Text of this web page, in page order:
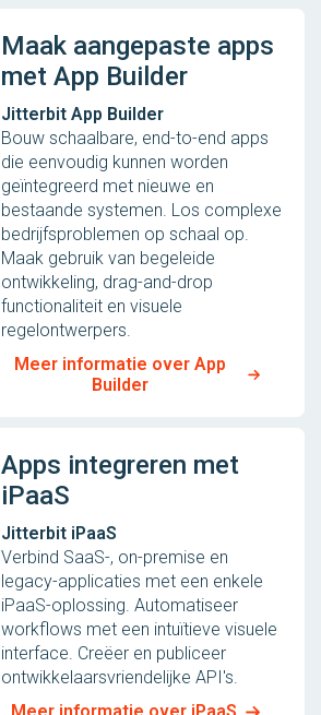
Maak aangepaste apps
met App Builder
Jitterbit App Builder
Bouw schaalbare, end-to-end apps
die eenvoudig kunnen worden
geïntegreerd met nieuwe en
bestaande systemen. Los complexe
bedrijfsproblemen op schaal op.
Maak gebruik van begeleide
ontwikkeling, drag-and-drop
functionaliteit en visuele
regelontwerpers.
Meer informatie over App
Builder
Apps integreren met
iPaaS
Jitterbit iPaaS
Verbind SaaS-, on-premise en
legacy-applicaties met een enkele
iPaaS-oplossing. Automatiseer
workflows met een intuïtieve visuele
interface. Creëer en publiceer
ontwikkelaarsvriendelijke API's.